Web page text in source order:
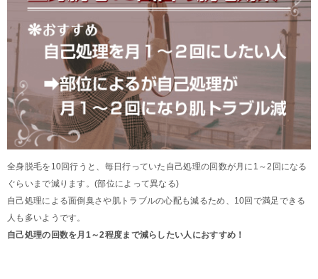
全身脱毛を10回行うと、毎日行っていた自己処理の回数が月に1～2回になる
ぐらいまで減ります。(部位によって異なる)
自己処理による面倒臭さや肌トラブルの心配も減るため、10回で満足できる
人も多いようです。
自己処理の回数を月1～2程度まで減らしたい人におすすめ！